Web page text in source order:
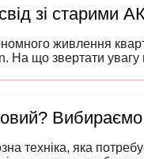
зі старими
живлення
На що звертати
техніка, яка